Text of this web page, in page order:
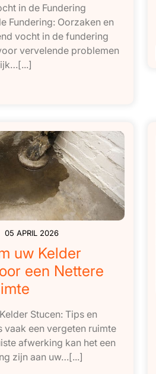
in de Fundering
Fundering: Oorzaken en
vocht in de fundering
vervelende problemen
05 APRIL 2026
uw Kelder
een Nettere
Stucen: Tips en
vaak een vergeten ruimte
afwerking kan het een
zijn aan uw…[...]